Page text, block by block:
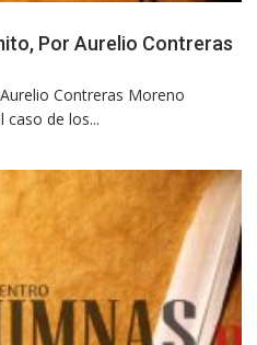
Por Aurelio Contreras
Contreras Moreno
caso de los...